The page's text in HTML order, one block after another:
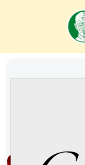
Carl-Huter-Akademie